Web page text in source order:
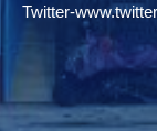
Twitter-